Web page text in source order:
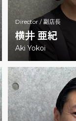
Director / 副店長
横井 亜紀
Aki Yokoi